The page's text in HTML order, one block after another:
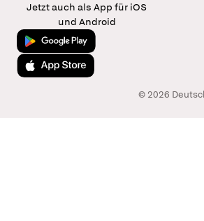
Jetzt auch als App für iOS
und Android
Jetzt bei Google Play
Laden im App Store
© 2026